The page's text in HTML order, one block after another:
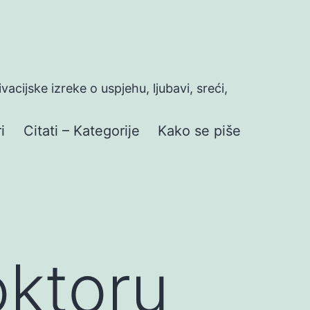
izreke o uspjehu, ljubavi, sreći,
Citati – Kategorije Kako se piše